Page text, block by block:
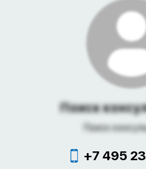
Поиск
Поиск
+7 495